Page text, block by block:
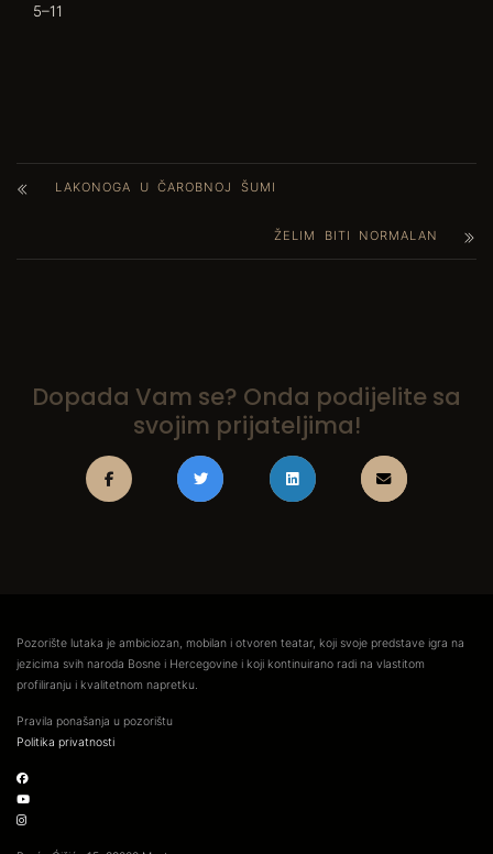
5–11
LAKONOGA U ČAROBNOJ ŠUMI
ŽELIM BITI NORMALAN
Dopada Vam se? Onda podijelite sa
svojim prijateljima!
Pozorište lutaka je ambiciozan, mobilan i otvoren teatar, koji svoje predstave igra na
jezicima svih naroda Bosne i Hercegovine i koji kontinuirano radi na vlastitom
profiliranju i kvalitetnom napretku.
Pravila ponašanja u pozorištu
Politika privatnosti